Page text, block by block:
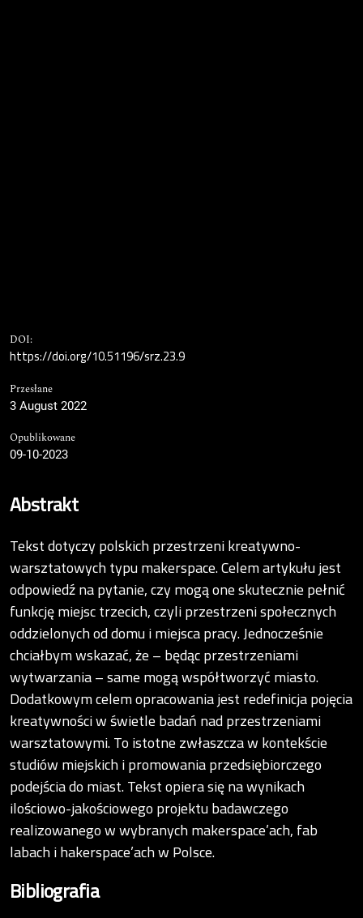
DOI:
https://doi.org/10.51196/srz.23.9
Przesłane
3 August 2022
Opublikowane
09-10-2023
Abstrakt
Tekst dotyczy polskich przestrzeni kreatywno-
warsztatowych typu makerspace. Celem artykułu jest
odpowiedź na pytanie, czy mogą one skutecznie pełnić
funkcję miejsc trzecich, czyli przestrzeni społecznych
oddzielonych od domu i miejsca pracy. Jednocześnie
chciałbym wskazać, że – będąc przestrzeniami
wytwarzania – same mogą współtworzyć miasto.
Dodatkowym celem opracowania jest redefinicja pojęcia
kreatywności w świetle badań nad przestrzeniami
warsztatowymi. To istotne zwłaszcza w kontekście
studiów miejskich i promowania przedsiębiorczego
podejścia do miast. Tekst opiera się na wynikach
ilościowo-jakościowego projektu badawczego
realizowanego w wybranych makerspace’ach, fab
labach i hakerspace’ach w Polsce.
Bibliografia